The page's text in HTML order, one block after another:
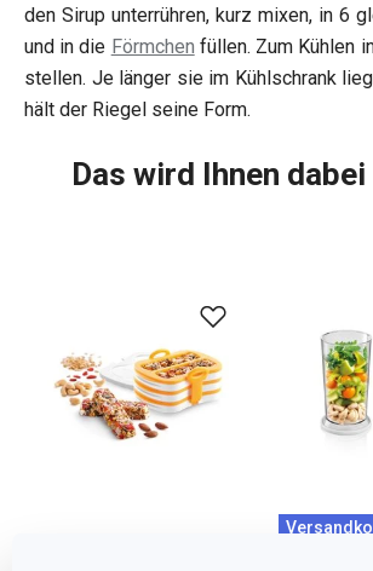
den Sirup unterrühren, kurz mixen, in 6
und in die Förmchen füllen. Zum Kühlen
stellen. Je länger sie im Kühlschrank
hält der Riegel seine Form.
Das wird Ihnen